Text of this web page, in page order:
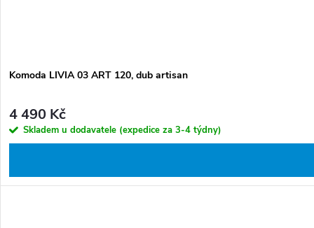
Komoda LIVIA 03 ART 120, dub artisan
4 490 Kč
Skladem u dodavatele (expedice za 3-4 týdny)